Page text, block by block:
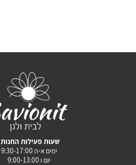
:שעות פעילות החנות
ימים א-ה 9:30-17:00
יום ו 9:00-13:00